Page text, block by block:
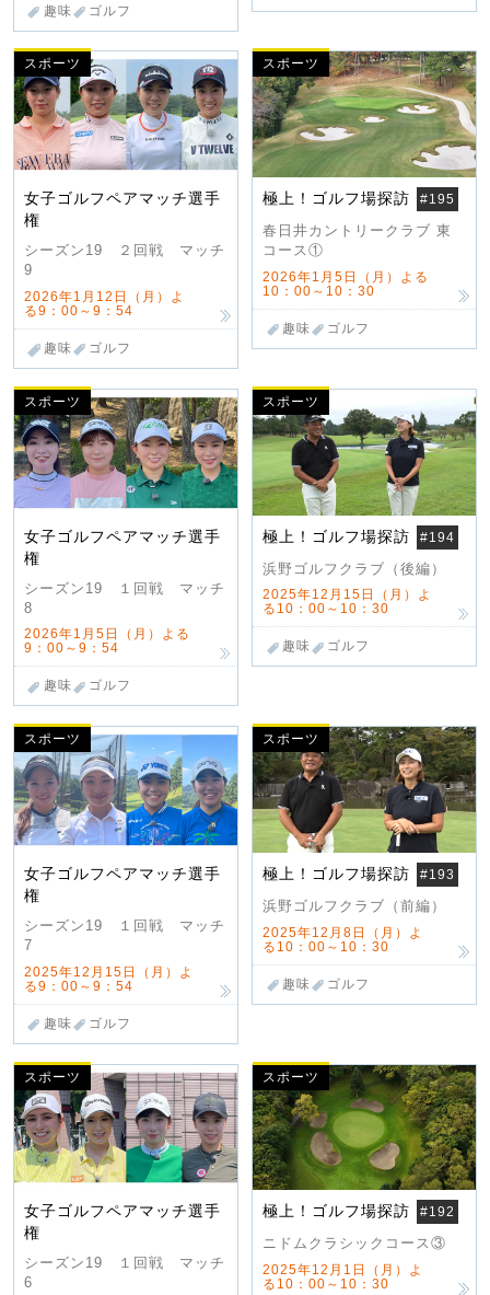
趣味 ゴルフ
スポーツ
女子ゴルフペアマッチ選手
権
シーズン19 ２回戦 マッチ
9
2026年1月12日（月）よ
る9：00～9：54
趣味 ゴルフ
スポーツ
極上！ゴルフ場探訪 #195
春日井カントリークラブ 東
コース①
2026年1月5日（月）よる
10：00～10：30
趣味 ゴルフ
スポーツ
女子ゴルフペアマッチ選手
権
シーズン19 １回戦 マッチ
8
2026年1月5日（月）よる
9：00～9：54
趣味 ゴルフ
スポーツ
極上！ゴルフ場探訪 #194
浜野ゴルフクラブ（後編）
2025年12月15日（月）よ
る10：00～10：30
趣味 ゴルフ
スポーツ
女子ゴルフペアマッチ選手
権
シーズン19 １回戦 マッチ
7
2025年12月15日（月）よ
る9：00～9：54
趣味 ゴルフ
スポーツ
極上！ゴルフ場探訪 #193
浜野ゴルフクラブ（前編）
2025年12月8日（月）よ
る10：00～10：30
趣味 ゴルフ
スポーツ
女子ゴルフペアマッチ選手
権
シーズン19 １回戦 マッチ
6
スポーツ
極上！ゴルフ場探訪 #192
ニドムクラシックコース③
2025年12月1日（月）よ
る10：00～10：30